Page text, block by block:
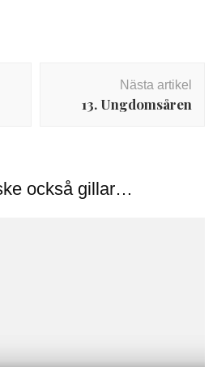
Nästa artikel
13. Ungdomsåren
också gillar…